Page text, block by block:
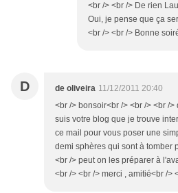
<br /> <br /> De rien
Oui, je pense que ça
<br /> <br /> Bonne
D de oliveira 11/12/2011 20:40
<br /> bonsoir<br /> <br /> <br /
suis votre blog que je trouve
ce mail pour vous poser une
demi sphères qui sont à tomber
<br /> peut on les préparer à
<br /> <br /> merci , amitié<br />